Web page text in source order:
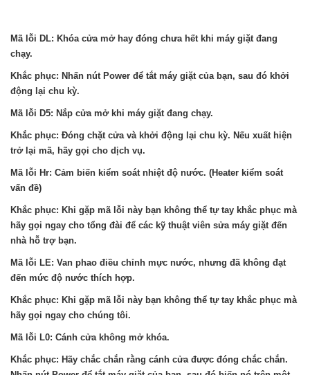
Mã lỗi DL: Khóa cửa mở hay đóng chưa hết khi máy giặt đang
chạy.
Khắc phục: Nhấn nút Power để tắt máy giặt của bạn, sau đó khởi
động lại chu kỳ.
Mã lỗi D5: Nắp cửa mở khi máy giặt đang chạy.
Khắc phục: Đóng chặt cửa và khởi động lại chu kỳ. Nếu xuất hiện
trở lại mã, hãy gọi cho dịch vụ.
Mã lỗi Hr: Cảm biến kiểm soát nhiệt độ nước. (Heater kiểm soát
vấn đề)
Khắc phục: Khi gặp mã lỗi này bạn không thể tự tay khắc phục mà
hãy gọi ngay cho tổng đài để các kỹ thuật viên sửa máy giặt đến
nhà hỗ trợ bạn.
Mã lỗi LE: Van phao điều chỉnh mực nước, nhưng đã không đạt
đến mức độ nước thích hợp.
Khắc phục: Khi gặp mã lỗi này bạn không thể tự tay khắc phục mà
hãy gọi ngay cho chúng tôi.
Mã lỗi L0: Cánh cửa không mở khóa.
Khắc phục: Hãy chắc chắn rằng cánh cửa được đóng chắc chắn.